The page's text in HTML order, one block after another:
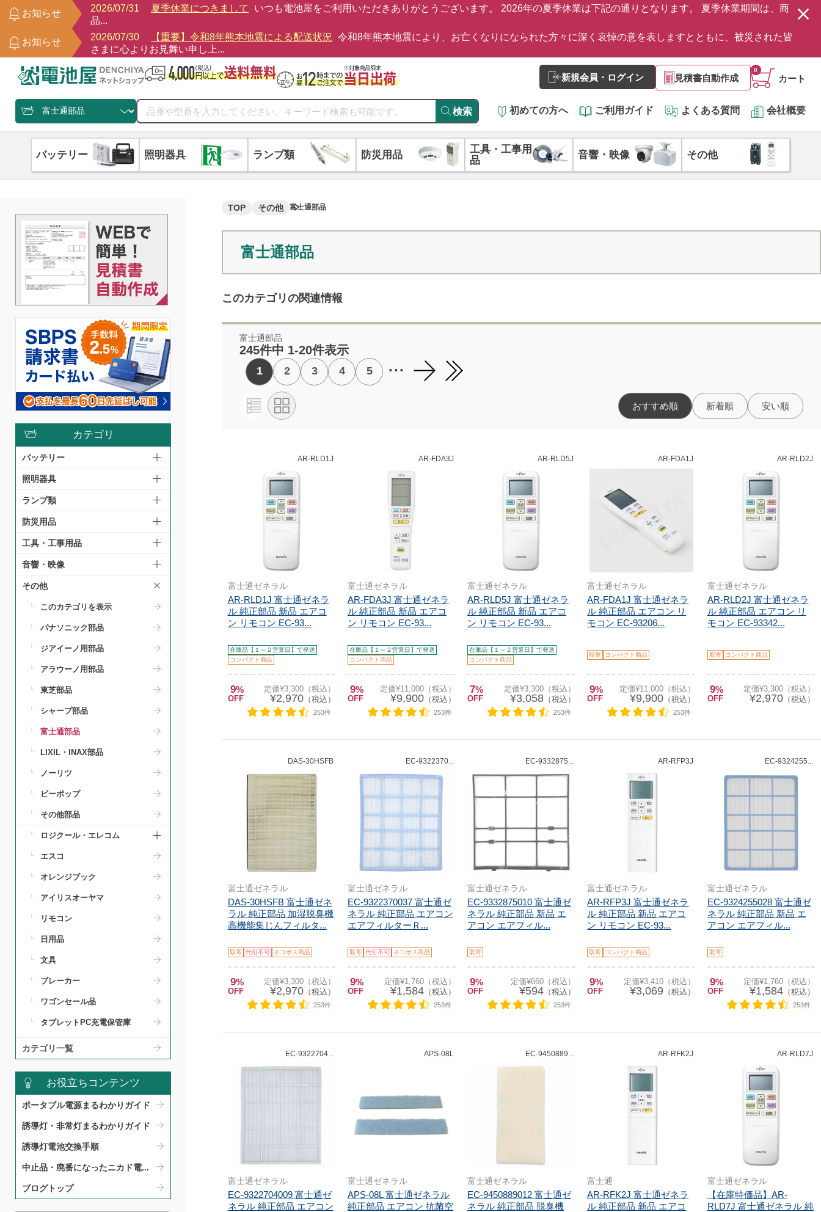
お知らせ
2026/07/31 夏季休業につきまして
いつも電池屋をご利用いただきありがとうございます。 2026年の夏季休業は下記の通りとなります。 夏季休業期間は、商
品...
お知らせ
2026/07/30 【重要】令和8年熊本地震による配送状況 令和8年熊本地震により、お亡くなりになられた方々に深く哀悼の意を表しますとともに、被災された皆
さまに心よりお見舞い申し上...
新規会員・ログイン 見積書自動作成 カート
0
検索 初めての方へ ご利用ガイド よくある質問 会社概要
バッテリー 照明器具 ランプ類 防災用品
工具・工事用
品
音響・映像 その他
カテゴリ
バッテリー
照明器具
ランプ類
防災用品
工具・工事用品
音響・映像
その他
このカテゴリを表示
パナソニック部品
ジアイーノ用部品
アラウーノ用部品
東芝部品
シャープ部品
富士通部品
LIXIL・INAX部品
ノーリツ
ビーポップ
その他部品
ロジクール・エレコム
エスコ
オレンジブック
アイリスオーヤマ
リモコン
日用品
文具
ブレーカー
ワゴンセール品
タブレットPC充電保管庫
カテゴリ一覧
お役立ちコンテンツ
ポータブル電源まるわかりガイド​
誘導灯・非常灯まるわかりガイド​
誘導灯電池交換手順​
中止品・廃番になったニカド電...
ブログトップ
TOP その他 富士通部品
富士通部品
このカテゴリの関連情報
富士通部品
245件中 1-20件表示
1 2 3 4 5 ...
おすすめ順 新着順 安い順
AR-RLD1J
富士通ゼネラル
AR-RLD1J 富士通ゼネラ
ル 純正部品 新品 エアコ
ン リモコン EC-93...
在庫品【１～２営業日】で発送
コンパクト商品
9%
OFF
定価¥3,300（税込）
¥2,970 （税込）
253件
AR-FDA3J
富士通ゼネラル
AR-FDA3J 富士通ゼネラ
ル 純正部品 新品 エアコ
ン リモコン EC-93...
在庫品【１～２営業日】で発送
コンパクト商品
9%
OFF
定価¥11,000（税込）
¥9,900（税込）
253件
AR-RLD5J
富士通ゼネラル
AR-RLD5J 富士通ゼネラ
ル 純正部品 新品 エアコ
ン リモコン EC-93...
在庫品【１～２営業日】で発送
コンパクト商品
7%
OFF
定価¥3,300（税込）
¥3,058（税込）
253件
AR-FDA1J
富士通ゼネラル
AR-FDA1J 富士通ゼネラ
ル 純正部品 エアコン リ
モコン EC-93206...
取寄 コンパクト商品
9%
OFF
定価¥11,000（税込）
¥9,900（税込）
253件
AR-RLD2J
富士通ゼネラル
AR-RLD2J 富士通ゼネラ
ル 純正部品 エアコン リ
モコン EC-93342...
取寄 コンパクト商品
9%
OFF
定価¥3,300（税込）
¥2,970 （税込）
DAS-30HSFB
富士通ゼネラル
DAS-30HSFB 富士通ゼネ
ラル 純正部品 加湿脱臭機
高機能集じんフィルタ...
取寄 代引不可 ネコポス商品
9%
OFF
定価¥3,300（税込）
¥2,970 （税込）
253件
EC-9322370...
富士通ゼネラル
EC-9322370037 富士通ゼ
ネラル 純正部品 エアコン
エアフィルターＲ...
取寄 代引不可 ネコポス商品
9%
OFF
定価¥1,760（税込）
¥1,584（税込）
253件
EC-9332875...
富士通ゼネラル
EC-9332875010 富士通ゼ
ネラル 純正部品 新品 エ
アコン エアフィル...
取寄
9%
OFF
定価¥660（税込）
¥594（税込）
253件
AR-RFP3J
富士通ゼネラル
AR-RFP3J 富士通ゼネラ
ル 純正部品 新品 エアコ
ン リモコン EC-93...
取寄 コンパクト商品
9%
OFF
定価¥3,410（税込）
¥3,069 （税込）
EC-9324255...
富士通ゼネラル
EC-9324255028 富士通ゼ
ネラル 純正部品 新品 エ
アコン エアフィル...
取寄
9%
OFF
定価¥1,760（税込）
¥1,584 （税込）
253件
EC-9322704...
富士通ゼネラル
EC-9322704009 富士通ゼ
ネラル 純正部品 エアコン
APS-08L
富士通ゼネラル
APS-08L 富士通ゼネラル
純正部品 エアコン 抗菌空
EC-9450889...
富士通ゼネラル
EC-9450889012 富士通ゼ
ネラル 純正部品 脱臭機
AR-RFK2J
富士通
AR-RFK2J 富士通ゼネラ
ル 純正部品 新品 エアコ
AR-RLD7J
富士通ゼネラル
【在庫特価品】AR-
RLD7J 富士通ゼネラル 純